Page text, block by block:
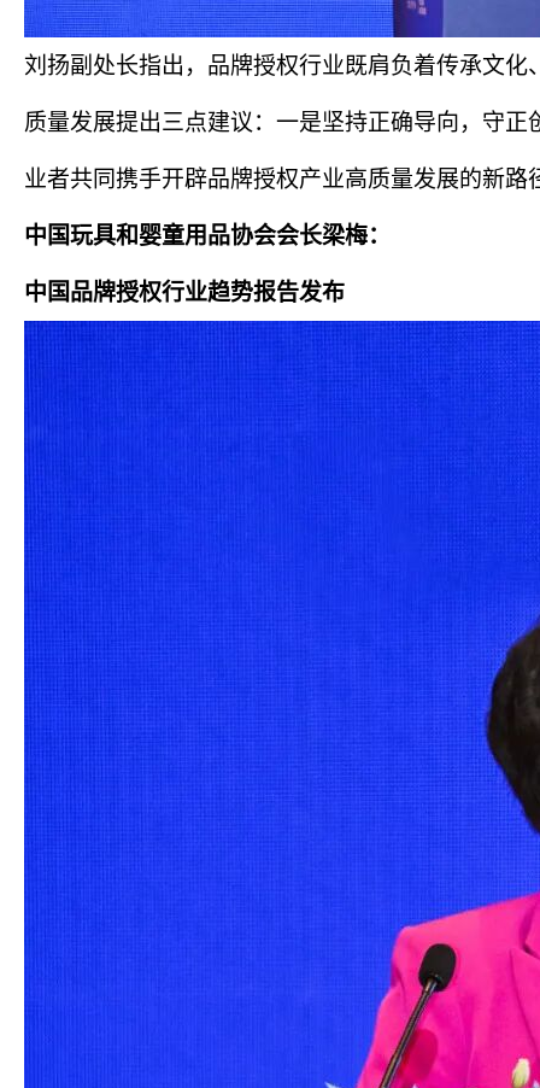
刘扬副处长指出，品牌授权行业既肩负着传承文
质量发展提出三点建议：一是坚持正确导向，守
业者共同携手开辟品牌授权产业高质量发展的新
中国玩具和婴童用品协会会长梁梅：
中国品牌授权行业趋势报告发布